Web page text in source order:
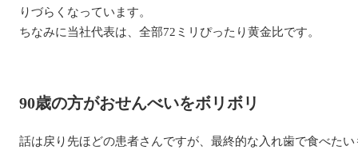
りづらくなっています。
ちなみに当社代表は、全部72ミリぴったり黄金比です。
90歳の方がおせんべいをボリボリ
話は戻り先ほどの患者さんですが、最終的な入れ歯で食べた